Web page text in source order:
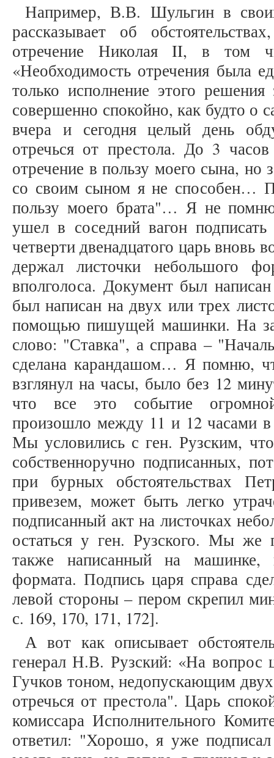
Например, В.В. Шульгин в
рассказывает об
отречение Николая II, в том
«Необходимость отречения была
только исполнение этого
совершенно спокойно, как будто о
вчера и сегодня целый день
отречься от престола. До 3
отречение в пользу моего сына, но
со своим сыном я не способен…
пользу моего брата"… Я не
ушел в соседний вагон
четверти двенадцатого царь вновь
держал листочки небольшого
вполголоса. Документ был
был написан на двух или трех
помощью пишущей машинки. На
слово: "Ставка", а справа –
сделана карандашом… Я помню,
взглянул на часы, было без 12
что все это событие
произошло между 11 и 12 часами
Мы условились с ген. Рузским,
собственноручно подписанных,
при бурных обстоятельствах
привезем, может быть легко
подписанный акт на листочках
остаться у ген. Рузского. Мы же
также написанный на машинке,
формата. Подпись царя справа
левой стороны – пером скрепил
с. 169, 170, 171, 172].
А вот как описывает
генерал Н.В. Рузский: «На вопрос
Гучков тоном, недопускающим
отречься от престола". Царь
комиссара Исполнительного
ответил: "Хорошо, я уже